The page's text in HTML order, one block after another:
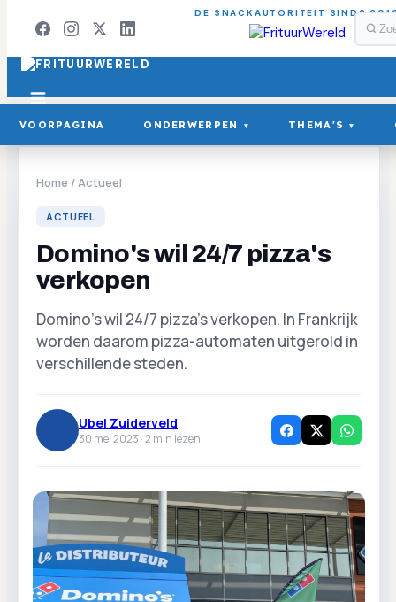
DE SNACKAUTORITEIT SINDS
VOORPAGINA ONDERWERPEN ▾ THEMA'S ▾
Home /Actueel
ACTUEEL
Domino's wil 24/7 pizza's
verkopen
Domino's wil 24/7 pizza's verkopen. In Frankrijk
worden daarom pizza-automaten uitgerold in
verschillende steden.
Ubel Zuiderveld
30 mei 2023 ·2 min lezen